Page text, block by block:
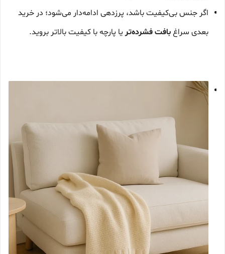
اگر جنس بی‌کیفیت باشد، پرزدهی ادامه‌دار می‌شود؛ در خرید
بعدی سراغبافت فشرده‌تریا پارچه با کیفیت بالاتر بروید.